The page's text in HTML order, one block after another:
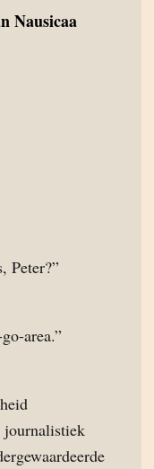
Nausicaa
Peter?”
area.”
journalistiek